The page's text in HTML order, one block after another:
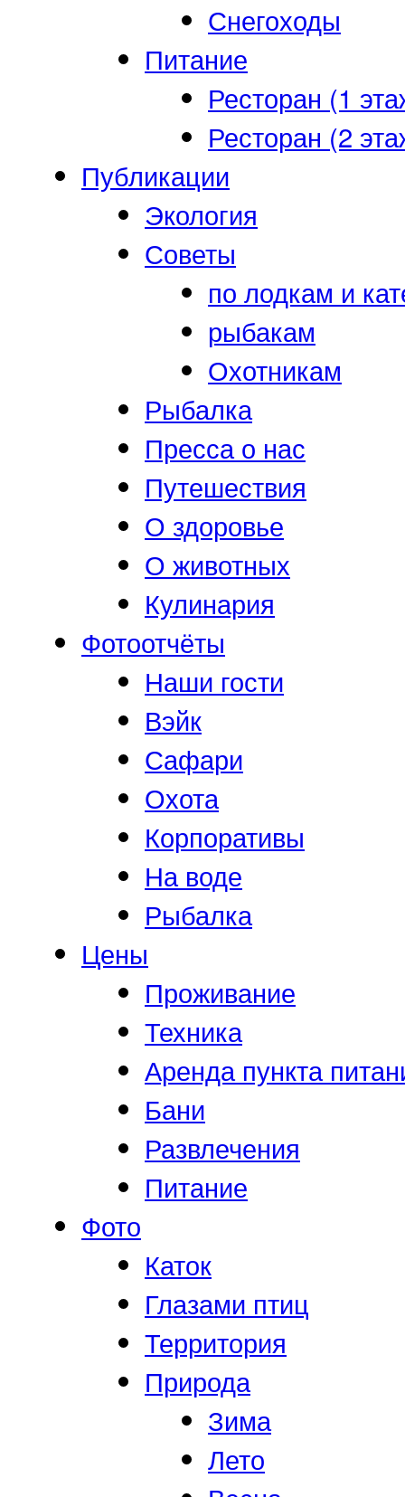
Снегоходы
Питание
Ресторан (1
Ресторан (2
Публикации
Экология
Советы
по лодкам и
рыбакам
Охотникам
Рыбалка
Пресса о нас
Путешествия
О здоровье
О животных
Кулинария
Фотоотчёты
Наши гости
Вэйк
Сафари
Охота
Корпоративы
На воде
Рыбалка
Цены
Проживание
Техника
Аренда пункта
Бани
Развлечения
Питание
Фото
Каток
Глазами птиц
Территория
Природа
Зима
Лето